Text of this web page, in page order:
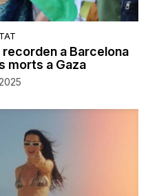
a Barcelona
morts a Gaza